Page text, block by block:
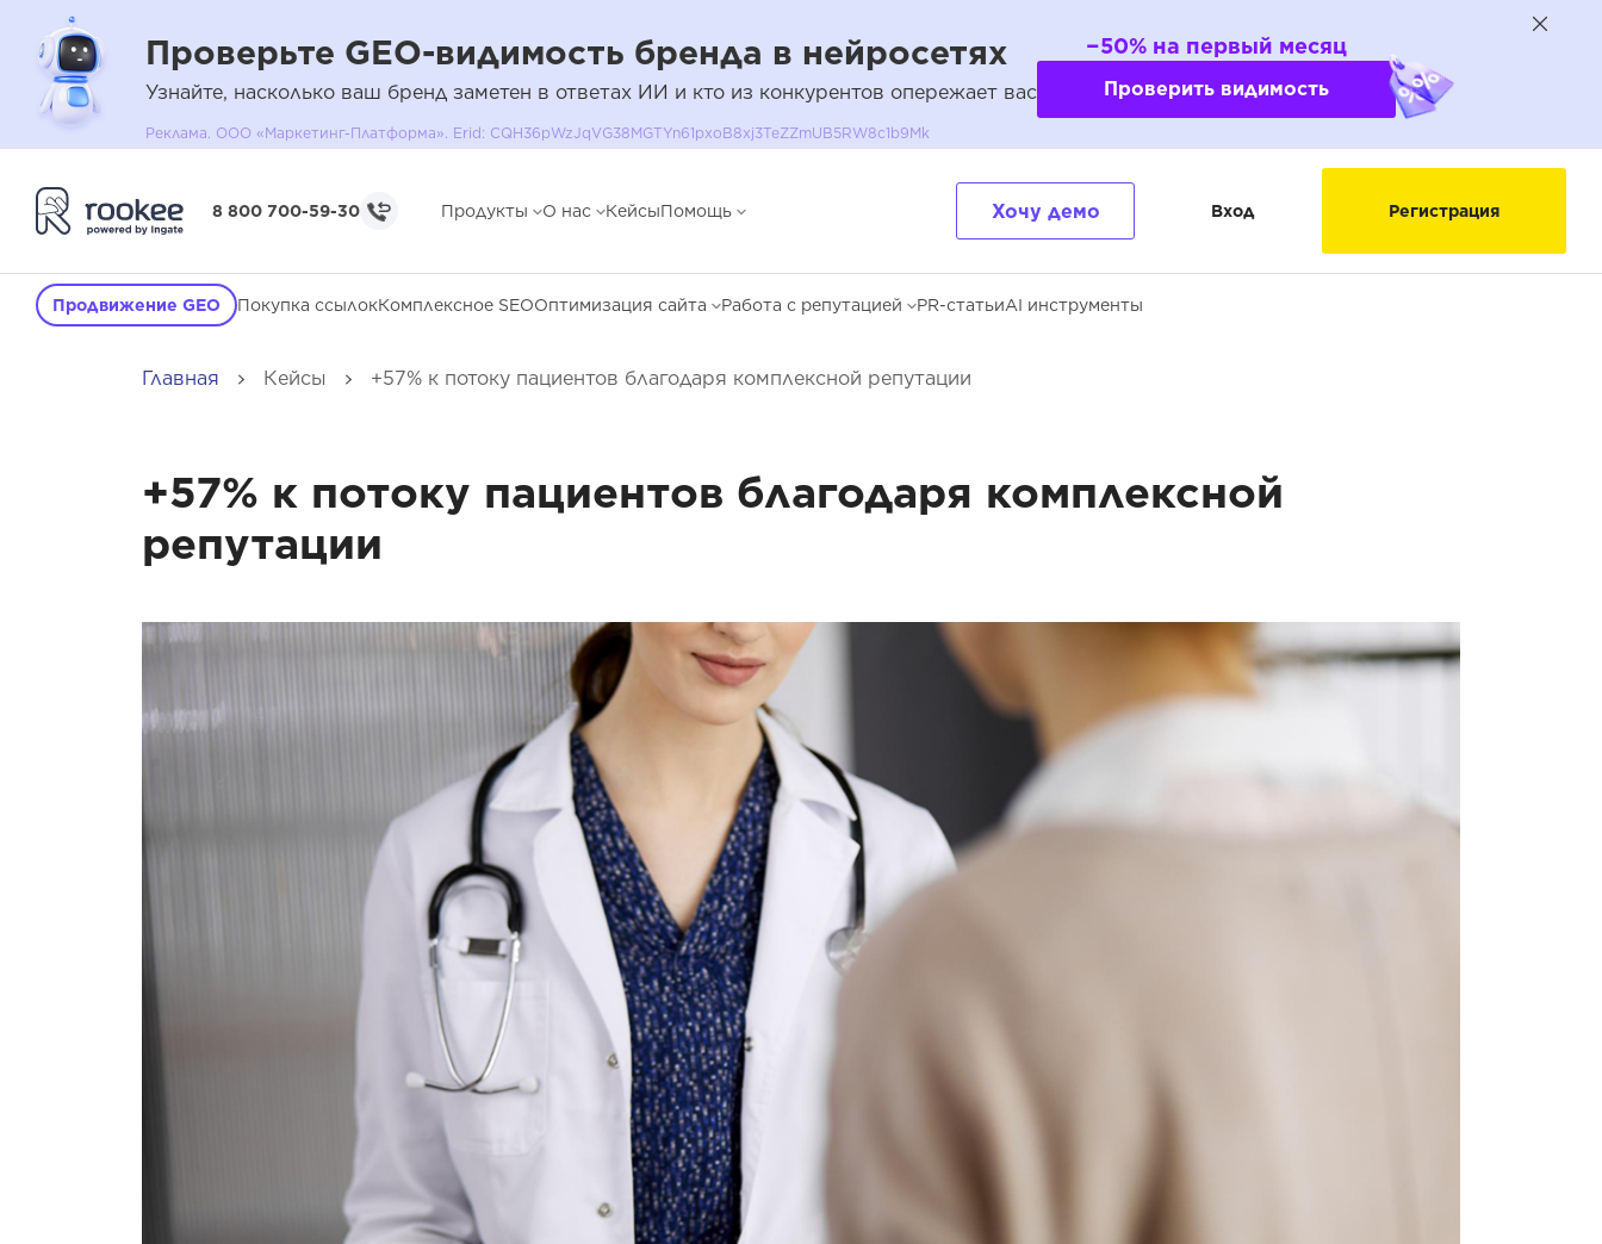
Проверьте GEO-видимость бренда в нейросетях
Узнайте, насколько ваш бренд заметен в ответах ИИ и кто из конкурентов опережает вас
Реклама. ООО «Маркетинг-Платформа». Erid: CQH36pWzJqVG38MGTYn61pxoB8xj3TeZZmUB5RW8c1b9Mk
−50% на первый месяц
Проверить видимость
8 800 700-59-30 Продукты О нас КейсыПомощь Хочу демо Вход Регистрация
Продвижение GEO Покупка ссылокКомплексное SEOОптимизация сайта Работа с репутацией PR-статьиAI инструменты
Главная Кейсы +57% к потоку пациентов благодаря комплексной репутации
+57% к потоку пациентов благодаря комплексной
репутации